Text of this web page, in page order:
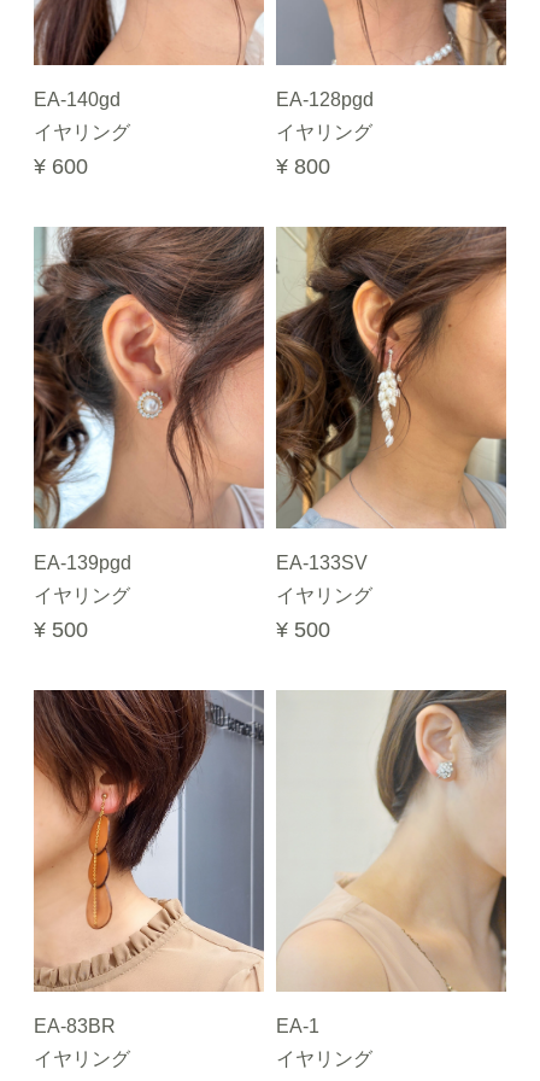
EA-140gd
イヤリング
¥ 600
EA-128pgd
イヤリング
¥ 800
EA-139pgd
イヤリング
¥ 500
EA-133SV
イヤリング
¥ 500
EA-83BR
イヤリング
EA-1
イヤリング